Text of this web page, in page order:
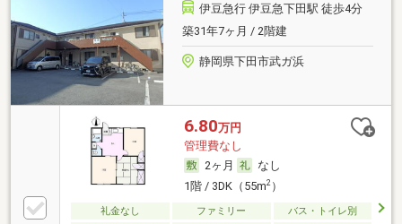
伊豆急行 伊豆急下田駅 徒歩4分
築31年7ヶ月 / 2階建
静岡県下田市武ガ浜
6.80万円
管理費なし
2ヶ月
なし
1階 / 3DK（55m2）
礼金なし ファミリー
バス・トイレ別